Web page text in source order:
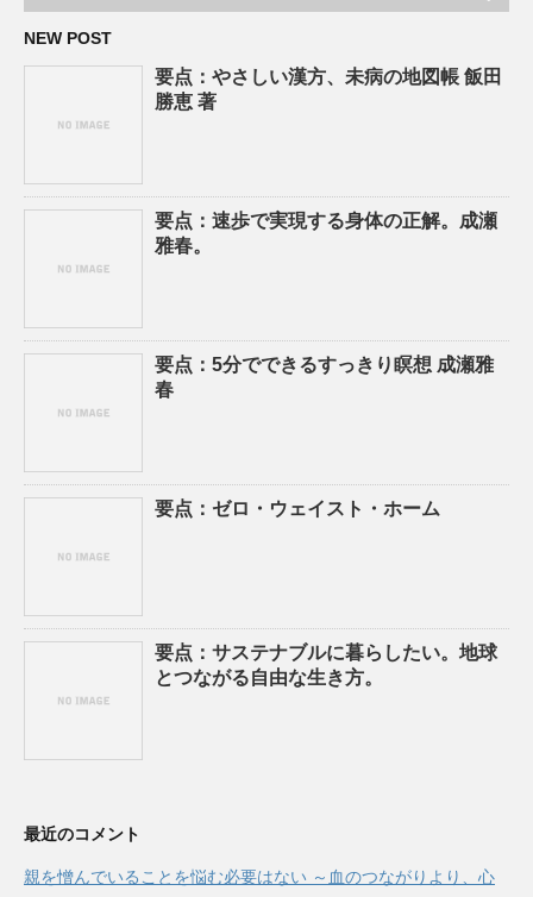
NEW POST
要点：やさしい漢方、未病の地図帳 飯田
勝恵 著
要点：速歩で実現する身体の正解。成瀬
雅春。
要点：5分でできるすっきり瞑想 成瀬雅
春
要点：ゼロ・ウェイスト・ホーム
要点：サステナブルに暮らしたい。地球
とつながる自由な生き方。
最近のコメント
親を憎んでいることを悩む必要はない ～血のつながりより、心